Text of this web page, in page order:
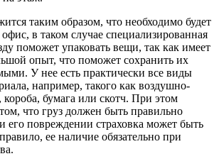
таким образом, что необходимо будет
в таком случае специализированная
поможет упаковать вещи, так как имеет
опыт, что поможет сохранить их
У нее есть практически все виды
например, такого как воздушно-
короба, бумага или скотч. При этом
что груз должен быть правильно
его повреждении страховка может быть
ее наличие обязательно при